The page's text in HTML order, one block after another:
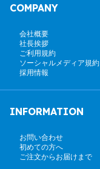
COMPANY
会社概要
社長挨拶
ご利用規約
ソーシャルメディア規約
採用情報
INFORMATION
お問い合わせ
初めての方へ
ご注文からお届けまで